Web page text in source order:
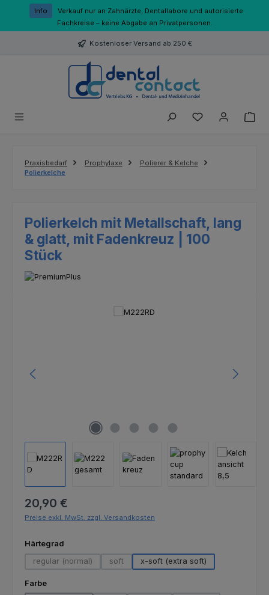
Zum Hauptinhalt springen
Info
Verkauf nur an Zahnärzte, Dentallabore und autorisierte
Fachkreise – keine Abgabe an Privatpersonen.
Kostenloser Versand ab 250 €
Du hast 0
Praxisbedarf Prophylaxe
Polierer & Kelche
Polierkelche
Polierkelch mit Metallschaft, lang
& glatt, mit Fadenkreuz | 100
Stück
Regulärer Preis:
20,90 €
Preise exkl. MwSt. zzgl. Versandkosten
Härtegrad
regular (normal)
(Diese Option ist zurzeit nicht verfügbar.)
soft
(Diese Option ist zurzeit nicht verfügbar.)
x-soft (extra soft)
Farbeauswählen